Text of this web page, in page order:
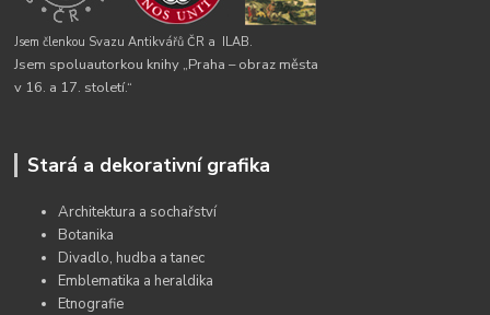
Jsem členkou Svazu Antikvářů ČR a ILAB.
Jsem spoluautorkou knihy „Praha – obraz města
v 16. a 17. století.“
Stará a dekorativní grafika
Architektura a sochařství
Botanika
Divadlo, hudba a tanec
Emblematika a heraldika
Etnografie